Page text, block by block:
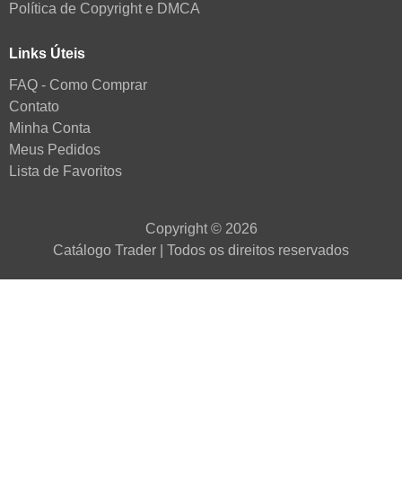
Política de Copyright e DMCA
Links Úteis
FAQ - Como Comprar
Contato
Minha Conta
Meus Pedidos
Lista de Favoritos
Copyright © 2026
Catálogo Trader | Todos os direitos reservados